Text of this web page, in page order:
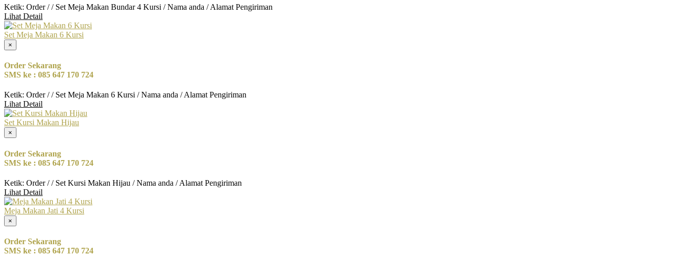
Ketik: Order / / Set Meja Makan Bundar 4 Kursi / Nama anda / Alamat Pengiriman
Lihat Detail
Set Meja Makan 6 Kursi
×
Order Sekarang
SMS ke : 085 647 170 724
Ketik: Order / / Set Meja Makan 6 Kursi / Nama anda / Alamat Pengiriman
Lihat Detail
Set Kursi Makan Hijau
×
Order Sekarang
SMS ke : 085 647 170 724
Ketik: Order / / Set Kursi Makan Hijau / Nama anda / Alamat Pengiriman
Lihat Detail
Meja Makan Jati 4 Kursi
×
Order Sekarang
SMS ke : 085 647 170 724